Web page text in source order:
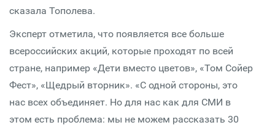
сказала Тополева.
Эксперт отметила, что появляется все больше
всероссийских акций, которые проходят по всей
стране, например «Дети вместо цветов», «Том Сойер
Фест», «Щедрый вторник». «С одной стороны, это
нас всех объединяет. Но для нас как для СМИ в
этом есть проблема: мы не можем рассказать 30